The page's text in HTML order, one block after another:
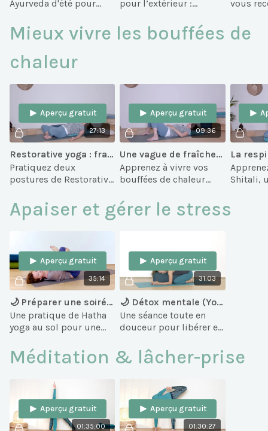
Ayurveda d'été pour
pratiquer avec légèreté,
en lien avec la nature et
pour l’extérieur :
torsions, arbre et
méditation pour s’unir
vous
sens,
Mieux vivre les bouffées de
chaleur
27:13
Aperçu gratuit
Restorative yoga : fraîcheur et apaisement pour les bouffées de chaleur
Pratiquez deux
postures de Restorative
bouffées de chaleur :
fraîcheur, détente et
09:36
Aperçu gratuit
Une vague de fraîcheur : pratique douce pour apaiser vos bouffées de chaleur
Apprenez à vivre vos
bouffées de chaleur
courte séance guidée
alliant relaxation,
Shitali,
Apaiser et gérer le stress
35:14
Aperçu gratuit
🌙 Préparer une soirée détendue
Une pratique de Hatha
yoga au sol pour une
entre votre journée dans
le monde extérieur et
31:03
Aperçu gratuit
🌙 Détox mentale (Yoga & Détox douce)
Une séance toute en
douceur pour libérer et
Pour cela on prend le
temps de s'installer
Méditation & lâcher-prise
01:35:00
Aperçu gratuit
01:30:27
Aperçu gratuit